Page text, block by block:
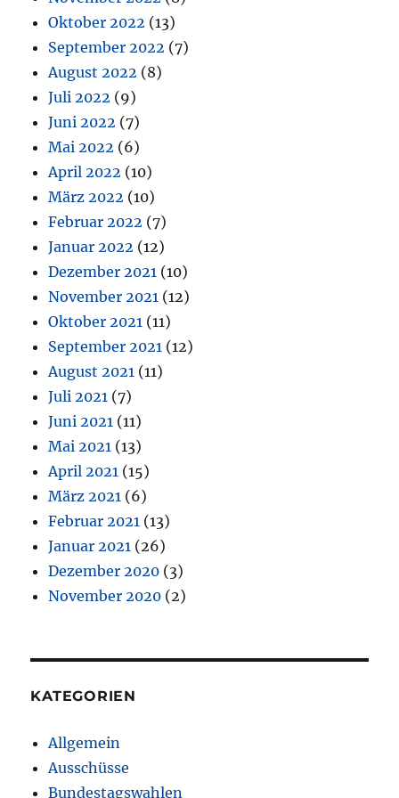
Oktober 2022 (13)
September 2022 (7)
August 2022 (8)
Juli 2022 (9)
Juni 2022 (7)
Mai 2022 (6)
April 2022 (10)
März 2022 (10)
Februar 2022 (7)
Januar 2022 (12)
Dezember 2021 (10)
November 2021 (12)
Oktober 2021 (11)
September 2021 (12)
August 2021 (11)
Juli 2021 (7)
Juni 2021 (11)
Mai 2021 (13)
April 2021 (15)
März 2021 (6)
Februar 2021 (13)
Januar 2021 (26)
Dezember 2020 (3)
November 2020 (2)
KATEGORIEN
Allgemein
Ausschüsse
Bundestagswahlen